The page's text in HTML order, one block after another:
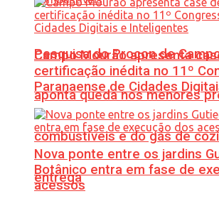
Pesquisa do Procon de
aponta queda nos menores
combustíveis e do gás de
entrega
Campo Mourão apresenta
certificação inédita no 11º
Paranaense de Cidades
Nova ponte entre os jardins
Botânico entra em fase de
acessos